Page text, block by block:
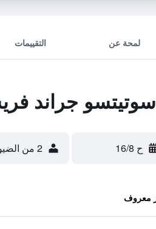
لمحة عن التقييمات
جراند
ح 16/8 2 من الضيوف، غرفة واحدة